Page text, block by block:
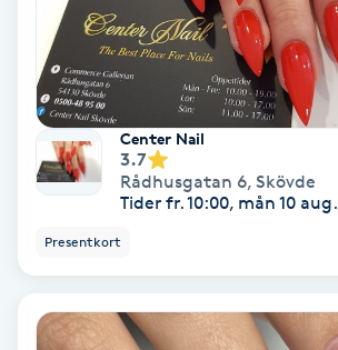
Bröllopsuppsättning
Celluliter
Coachning
Color correction
Center Nail
3.7
Rådhusgatan 6, Skövde
Tider fr. 10:00, mån 10 aug.
Presentkort